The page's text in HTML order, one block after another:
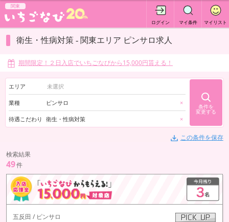
関東
ログイン マイ条件 マイリスト
衛生・性病対策 - 関東エリア ピンサロ求人
期間限定！２日入店でいちごなびから15,000円貰える！
エリア
業種 ピンサロ ×
待遇こだわり 衛生・性病対策 ×
条件を
変更する
この条件を保存
検索結果
49件
五反田 / ピンサロ